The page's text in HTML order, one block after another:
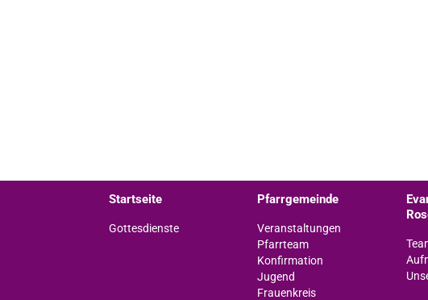
Startseite
Gottesdienste
Pfarrgemeinde
Veranstaltungen
Pfarrteam
Konfirmation
Jugend
Frauenkreis